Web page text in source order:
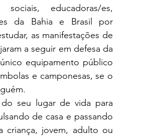
da Bahia e Brasil por
as manifestações de
a seguir em defesa da
equipamento público
e camponesas, se o
de casa e passando
criança, jovem, adulto ou